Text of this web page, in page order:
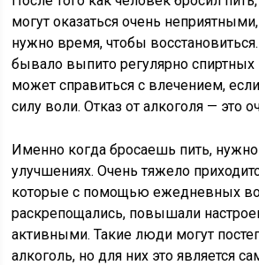
могут оказаться очень
нужно время, чтобы
бывало выпито регулярно
может справиться с влечением,
силу воли. Отказ от алкоголя — это
Именно когда бросаешь пить,
улучшениях. Очень тяжело
которые с помощью ежедневных
раскрепощались, повышали
активными. Такие люди могут
алкоголь, но для них это является